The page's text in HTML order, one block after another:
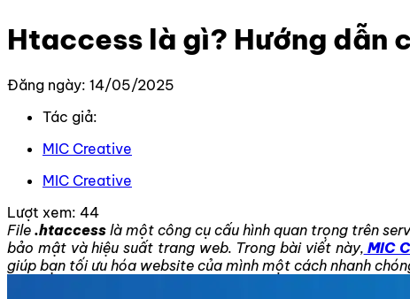
Htaccess là gì? Hướng dẫn
Đăng ngày: 14/05/2025
Tác giả:
MIC Creative
MIC Creative
Lượt xem: 44
File.htaccess là một công cụ cấu hình quan trọng trên
bảo mật và hiệu suất trang web. Trong bài viết này, MIC
giúp bạn tối ưu hóa website của mình một cách nhanh